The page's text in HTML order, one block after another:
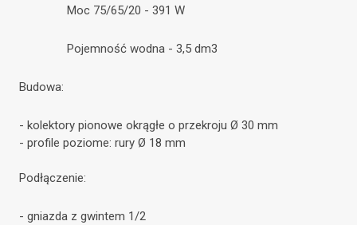
Moc 75/65/20 - 391 W
Pojemność wodna - 3,5 dm3
Budowa:
- kolektory pionowe okrągłe o przekroju Ø 30 mm
- profile poziome: rury Ø 18 mm
Podłączenie:
- gniazda z gwintem 1/2